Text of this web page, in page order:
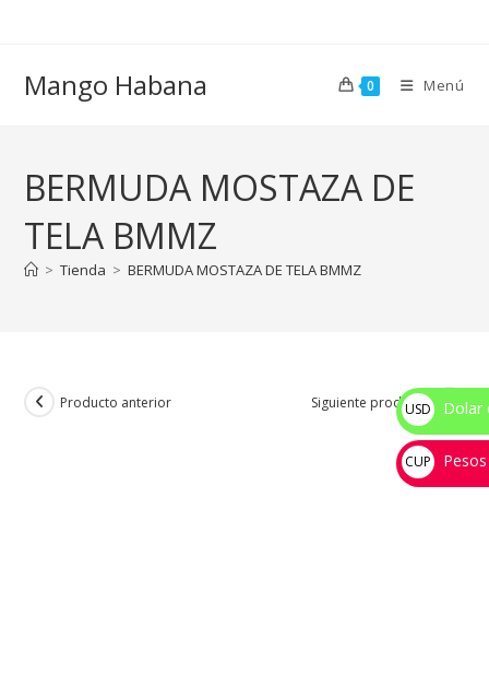
Mango Habana 0 Menú
BERMUDA MOSTAZA DE
TELA BMMZ
> Tienda > BERMUDA MOSTAZA DE TELA BMMZ
Producto anterior Siguiente producto
USD
$
Dolar
CUP
💰
Pesos